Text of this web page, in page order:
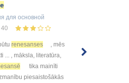
для основной
40
renesanses
, mēs
... , māksla, literatūra,
tika mainīti
piesaistošākās